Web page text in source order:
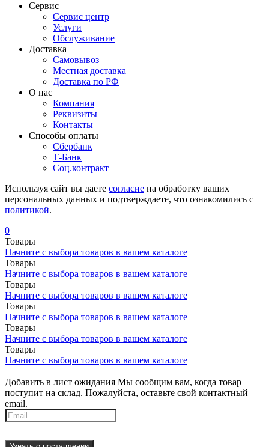
Сервис
Сервис центр
Услуги
Обслуживание
Доставка
Самовывоз
Местная доставка
Доставка по РФ
О нас
Компания
Реквизиты
Контакты
Cпособы оплаты
Сбербанк
Т-Банк
Соц.контракт
Используя сайт вы даете согласие на обработку ваших
персональных данных и подтверждаете, что ознакомились с
политикой.
0
Товары
Начните с выбора товаров в вашем каталоге
Товары
Начните с выбора товаров в вашем каталоге
Товары
Начните с выбора товаров в вашем каталоге
Товары
Начните с выбора товаров в вашем каталоге
Товары
Начните с выбора товаров в вашем каталоге
Товары
Начните с выбора товаров в вашем каталоге
Добавить в лист ожидания Мы сообщим вам, когда товар
поступит на склад. Пожалуйста, оставьте свой контактный
email.